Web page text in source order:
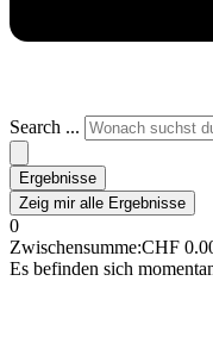
Search ...
Ergebnisse
Zeig mir alle Ergebnisse
0
Zwischensumme:CHF
Es befinden sich